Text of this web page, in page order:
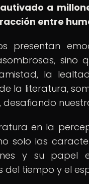
a
entre
presentan
sino
la
la literatura,
en la
solo las
y su
tiempo y el